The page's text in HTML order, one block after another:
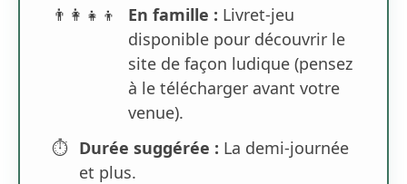
👨‍👩‍👧‍👦
En famille : Livret-jeu
disponible pour découvrir le
site de façon ludique (pensez
à le télécharger avant votre
venue).
⏱️ Durée suggérée : La demi-journée
et plus.